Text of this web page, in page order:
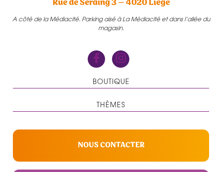
Rue de Seraing 3 – 4020 Liège
A côté de la Médiacité. Parking aisé à La Médiacité et dans l’allée du
magasin.
BOUTIQUE
THÈMES
NOUS CONTACTER